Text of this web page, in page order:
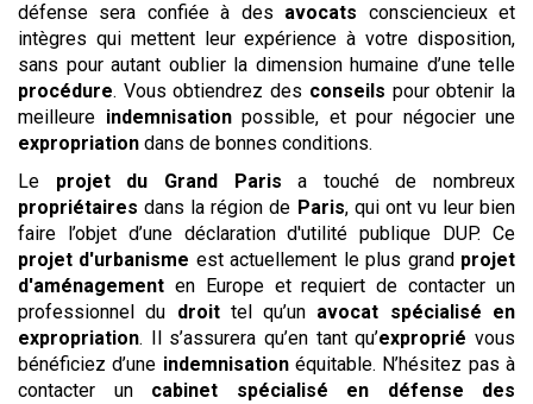
défense sera confiée à des avocats consciencieux et
intègres qui mettent leur expérience à votre disposition,
sans pour autant oublier la dimension humaine d’une telle
procédure. Vous obtiendrez des conseils pour obtenir la
meilleure indemnisationpossible, et pour négocier une
expropriation dans de bonnes conditions.
Le projet du Grand Paris a touché de nombreux
propriétaires dans la région de Paris, qui ont vu leur bien
faire l’objet d’une déclaration d'utilité publique DUP. Ce
projet d'urbanisme est actuellement le plus grand projet
d'aménagement en Europe et requiert de contacter un
professionnel du droittel qu’un avocat spécialisé en
expropriation. Il s’assurera qu’en tant qu’exproprié vous
bénéficiez d’une indemnisationéquitable. N’hésitez pas à
contacter un cabinet spécialisé en défense des